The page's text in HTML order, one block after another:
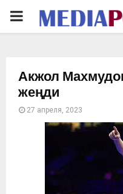
PRIMARY
Акжол
жеңди
27 апреля, 2023